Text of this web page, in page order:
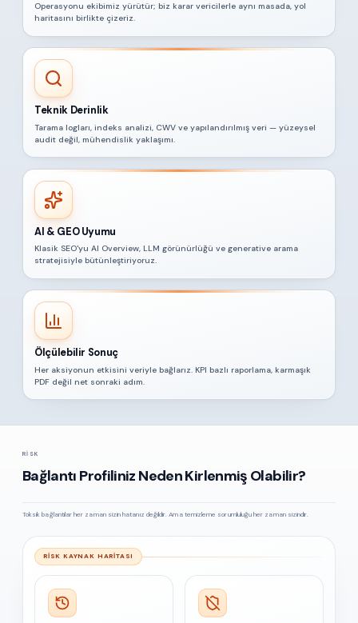
Operasyonu ekibimiz yürütür; biz karar vericilerle aynı masada, yol
haritasını birlikte çizeriz.
Teknik Derinlik
Tarama logları, indeks analizi, CWV ve yapılandırılmış veri — yüzeysel
audit değil, mühendislik yaklaşımı.
AI & GEO Uyumu
Klasik SEO'yu AI Overview, LLM görünürlüğü ve generative arama
stratejisiyle bütünleştiriyoruz.
Ölçülebilir Sonuç
Her aksiyonun etkisini veriyle bağlarız. KPI bazlı raporlama, karmaşık
PDF değil net sonraki adım.
RISK
Bağlantı Profiliniz Neden Kirlenmiş Olabilir?
Toksik bağlantılar her zaman sizin hatanız değildir. Ama temizleme sorumluluğu her zaman sizindir.
RISK KAYNAK HARITASI